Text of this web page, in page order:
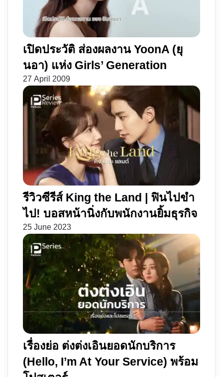
แม่
ก็
คือ
แม่
ฟิสิกส์
เปิดประวัติ ส่องผลงาน YoonA (ยุ
นอา) แห่ง Girls’ Generation
27 April 2009
รีวิวซีรีส์ King the Land | ฟินไปขำ
ไป! บอสหน้านิ่งกับพนักงานยิ้มธุรกิจ
25 June 2023
เรื่องย่อ ต่งต่งเอินยอดนักบริการ
(Hello, I’m At Your Service) พร้อม